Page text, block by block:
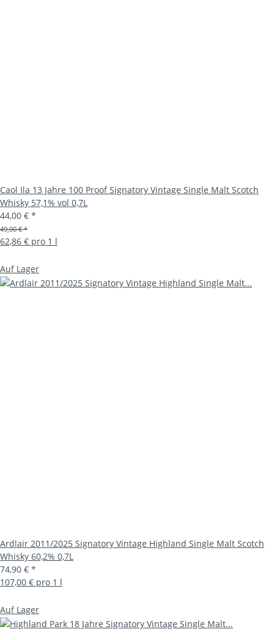
Caol Ila 13 Jahre 100 Proof Signatory Vintage Single Malt Scotch
Whisky 57,1% vol 0,7L
44,00 € *
49,00 € *
62,86 € pro 1 l
Auf Lager
Ardlair 2011/2025 Signatory Vintage Highland Single Malt Scotch
Whisky 60,2% 0,7L
74,90 € *
107,00 € pro 1 l
Auf Lager